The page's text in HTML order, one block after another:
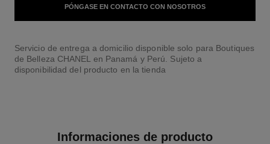
PÓNGASE EN CONTACTO CON NOSOTROS
Servicio de entrega a domicilio disponible solo para Boutiques
de Belleza CHANEL en Panamá y Perú. Sujeto a
disponibilidad del producto en la tienda
Informaciones de producto